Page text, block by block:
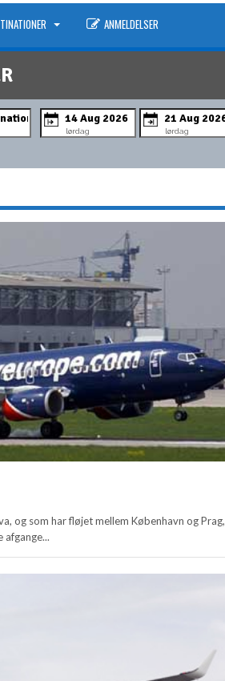
ANMELDELSER
lørdag lørdag
og som har fløjet mellem København og Prag,
afgange...